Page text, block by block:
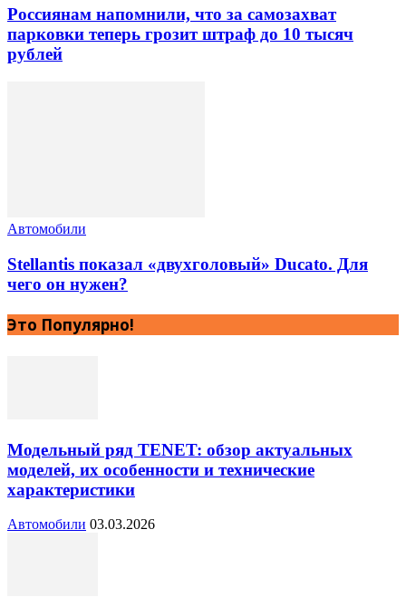
Россиянам напомнили, что за самозахват
парковки теперь грозит штраф до 10 тысяч
рублей
Автомобили
Stellantis показал «двухголовый» Ducato. Для
чего он нужен?
Это Популярно!
Модельный ряд TENET: обзор актуальных
моделей, их особенности и технические
характеристики
Автомобили 03.03.2026